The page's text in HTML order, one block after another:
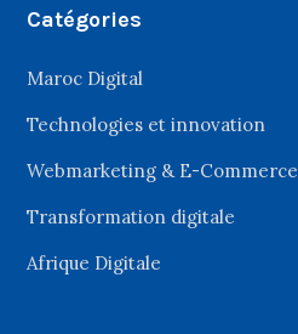
Catégories
Maroc Digital
Technologies et innovation
Webmarketing & E-Commerce
Transformation digitale
Afrique Digitale